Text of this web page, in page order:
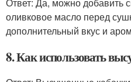
оливковое масло перед
дополнительный вкус и
8. Как использовать